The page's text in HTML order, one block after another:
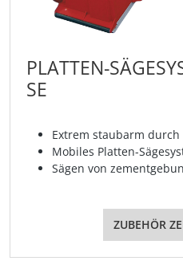
PLATTEN-
SE
Extrem staubarm
Mobiles Platten-
Sägen von
ZUBEHÖR